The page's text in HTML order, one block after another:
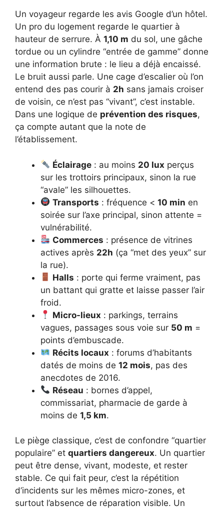
Un voyageur regarde les avis Google d’un hôtel.
Un pro du logement regarde le quartier à
hauteur de serrure. À 1,10 m du sol, une gâche
tordue ou un cylindre “entrée de gamme” donne
une information brute : le lieu a déjà encaissé.
Le bruit aussi parle. Une cage d’escalier où l’on
entend des pas courir à 2h sans jamais croiser
de voisin, ce n’est pas “vivant”, c’est instable.
Dans une logique de prévention des risques,
ça compte autant que la note de
l’établissement.
Éclairage : au moins 20 lux perçus
sur les trottoirs principaux, sinon la rue
“avale” les silhouettes.
Transports : fréquence <10 min en
soirée sur l’axe principal, sinon attente =
vulnérabilité.
Commerces : présence de vitrines
actives après 22h (ça “met des yeux” sur
la rue).
Halls : porte qui ferme vraiment, pas
un battant qui gratte et laisse passer l’air
froid.
Micro-lieux : parkings, terrains
vagues, passages sous voie sur 50 m =
points d’embuscade.
Récits locaux : forums d’habitants
datés de moins de 12 mois, pas des
anecdotes de 2016.
Réseau : bornes d’appel,
commissariat, pharmacie de garde à
moins de 1,5 km.
Le piège classique, c’est de confondre “quartier
populaire” et quartiers dangereux. Un quartier
peut être dense, vivant, modeste, et rester
stable. Ce qui fait peur, c’est la répétition
d’incidents sur les mêmes micro-zones, et
surtout l’absence de réparation visible. Un